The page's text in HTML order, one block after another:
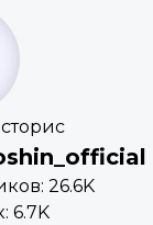
26.6K
6.7K